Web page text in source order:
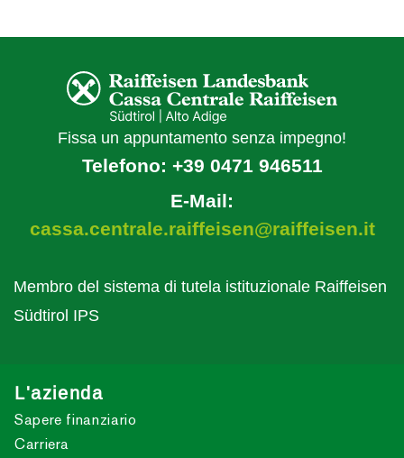
Fissa un appuntamento senza impegno!
Telefono: +39 0471 946511
E-Mail:
cassa.centrale.raiffeisen@raiffeisen.it
Membro del sistema di tutela istituzionale Raiffeisen
Südtirol IPS
L'azienda
Sapere finanziario
Carriera